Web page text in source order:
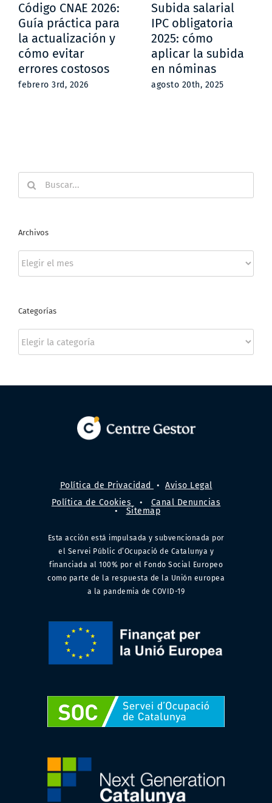
Código CNAE 2026:
Guía práctica para
la actualización y
cómo evitar
errores costosos
febrero 3rd, 2026
Subida salarial
IPC obligatoria
2025: cómo
aplicar la subida
en nóminas
agosto 20th, 2025
Archivos
Archivos
Categorías
Política de Privacidad • Aviso Legal
Política de Cookies
•
Canal Denuncias
•
Sitemap
Esta acción está impulsada y subvencionada por
el Servei Públic d’Ocupació de Catalunya y
financiada al 100% por el Fondo Social Europeo
como parte de la respuesta de la Unión europea
a la pandemia de COVID-19